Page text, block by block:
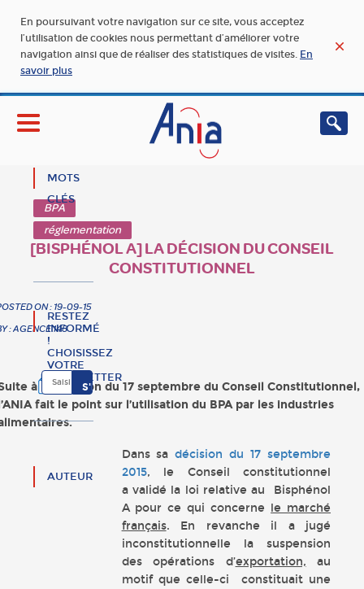
En poursuivant votre navigation sur ce site, vous acceptez
l’utilisation de cookies nous permettant d’améliorer votre
navigation ainsi que de réaliser des statistiques de visites. En
savoir plus
[BISPHÉNOL A] LA DÉCISION DU CONSEIL
CONSTITUTIONNEL
ON : 19-09-15
: AGENCE 148
à la décision du 17 septembre du Conseil Constitutionnel,
fait le point sur l’utilisation du BPA par les industries
MOTS
CLÉS
BPA
réglementation
RESTEZ
INFORMÉ
!
CHOISISSEZ
VOTRE
NEWSLETTER
AUTEUR
Dans sadécision du 17 septembre
2015, le Conseil constitutionnel
a validé la loi relative au Bisphénol
A pour ce qui concerne le marché
français. En revanche il a jugé
inconstitutionnelle la suspension
des opérations d’exportation, au
motif que celle-ci constituait une